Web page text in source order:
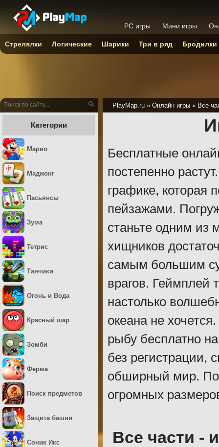
PlayMap.ru » Онлайн игры » Все
Бесплатные
постепенно
графике, которая
пейзажами.
станьте одним из
хищников
самым большим
врагов. Геймплей
настолько
океана не
рыбу бесплатно
без регистрации,
обширный мир.
огромных
Все части -
Категории
Марио
Маджонг
Пасьянсы
Зума
Тетрис
Танчики
Огонь и Вода
Красный шар
Зомби
Ферма
Поиск предметов
Защита башни
Соник Икс
PC игры Мини игры
Стрелялки Логические Шарики Три в ряд Бродилки